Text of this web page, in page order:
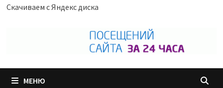
Скачиваем с Яндекс диска
МЕНЮ